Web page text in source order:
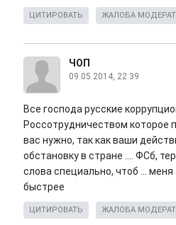
ЦИТИРОВАТЬ ЖАЛОБА
ЧОП
09.05.2014, 22:39
Все господа русские
Россотрудничеством которое
вас нужно, так как ваши
обстановку в стране .... ФСб,
слова специально, чтоб ...
быстрее
ЦИТИРОВАТЬ ЖАЛОБА